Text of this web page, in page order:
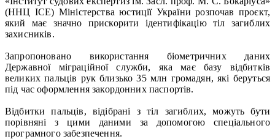
(ННЦ ІСЕ) Міністерства юстиції України розпочав проєкт,
який має значно прискорити ідентифікацію тіл загиблих
захисників.
Запропоновано використання біометричних даних
Державної міграційної служби, яка має базу відбитків
великих пальців рук близько 35 млн громадян, які беруться
під час оформлення закордонних паспортів.
Відбитки пальців, відібрані з тіл загиблих, можуть бути
порівняні з цими даними за допомогою спеціального
програмного забезпечення.